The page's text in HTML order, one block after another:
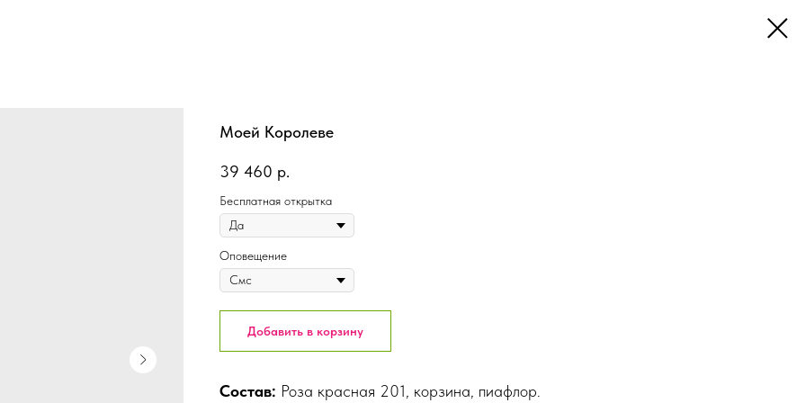
Моей Королеве
39 460 р.
Бесплатная открытка
Оповещение
Добавить в корзину
Состав: Роза красная 201, корзина, пиафлор.